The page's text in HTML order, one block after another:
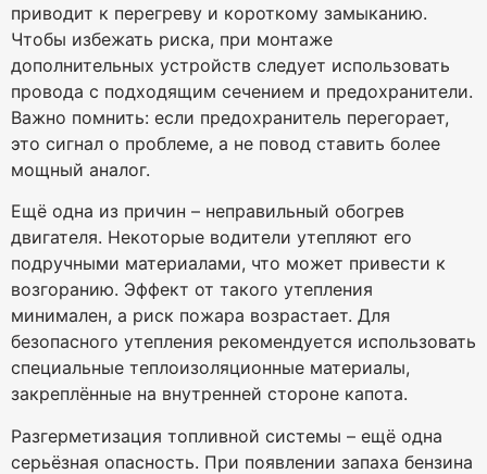
приводит к перегреву и короткому замыканию.
Чтобы избежать риска, при монтаже
дополнительных устройств следует использовать
провода с подходящим сечением и предохранители.
Важно помнить: если предохранитель перегорает,
это сигнал о проблеме, а не повод ставить более
мощный аналог.
Ещё одна из причин – неправильный обогрев
двигателя. Некоторые водители утепляют его
подручными материалами, что может привести к
возгоранию. Эффект от такого утепления
минимален, а риск пожара возрастает. Для
безопасного утепления рекомендуется использовать
специальные теплоизоляционные материалы,
закреплённые на внутренней стороне капота.
Разгерметизация топливной системы – ещё одна
серьёзная опасность. При появлении запаха бензина